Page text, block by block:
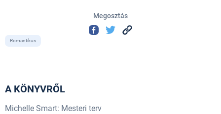
Megosztás
Romantikus
A KÖNYVRŐL
Michelle Smart: Mesteri terv